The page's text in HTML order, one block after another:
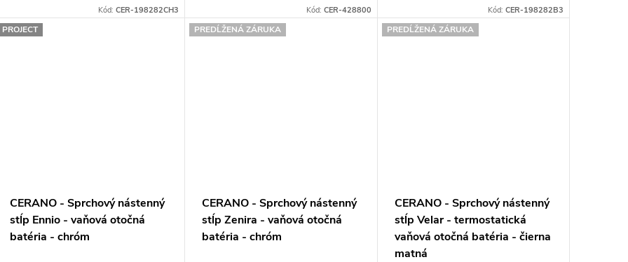
Kód:CER-198282CH3 Kód: CER-428800 Kód: CER-198282B3
PROJECT
CERANO - Sprchový nástenný
stĺp Ennio - vaňová otočná
batéria - chróm
PREDĹŽENÁ ZÁRUKA
CERANO - Sprchový nástenný
stĺp Zenira - vaňová otočná
batéria - chróm
PREDĹŽENÁ ZÁRUKA
CERANO - Sprchový nástenný
stĺp Velar - termostatická
vaňová otočná batéria - čierna
matná